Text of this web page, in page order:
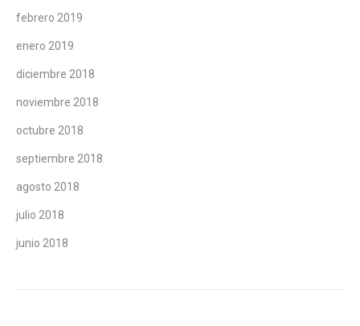
febrero 2019
enero 2019
diciembre 2018
noviembre 2018
octubre 2018
septiembre 2018
agosto 2018
julio 2018
junio 2018